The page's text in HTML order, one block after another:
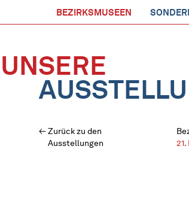
BEZIRKSMUSEEN
UNSERE
Zurück zu den
Ausstellungen